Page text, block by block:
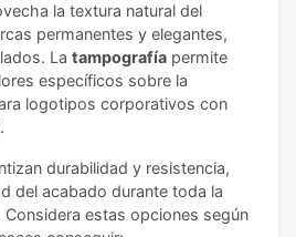
la textura natural del
permanentes y elegantes,
La tampografía permite
específicos sobre la
logotipos corporativos con
durabilidad y resistencia,
del acabado durante toda la
estas opciones según